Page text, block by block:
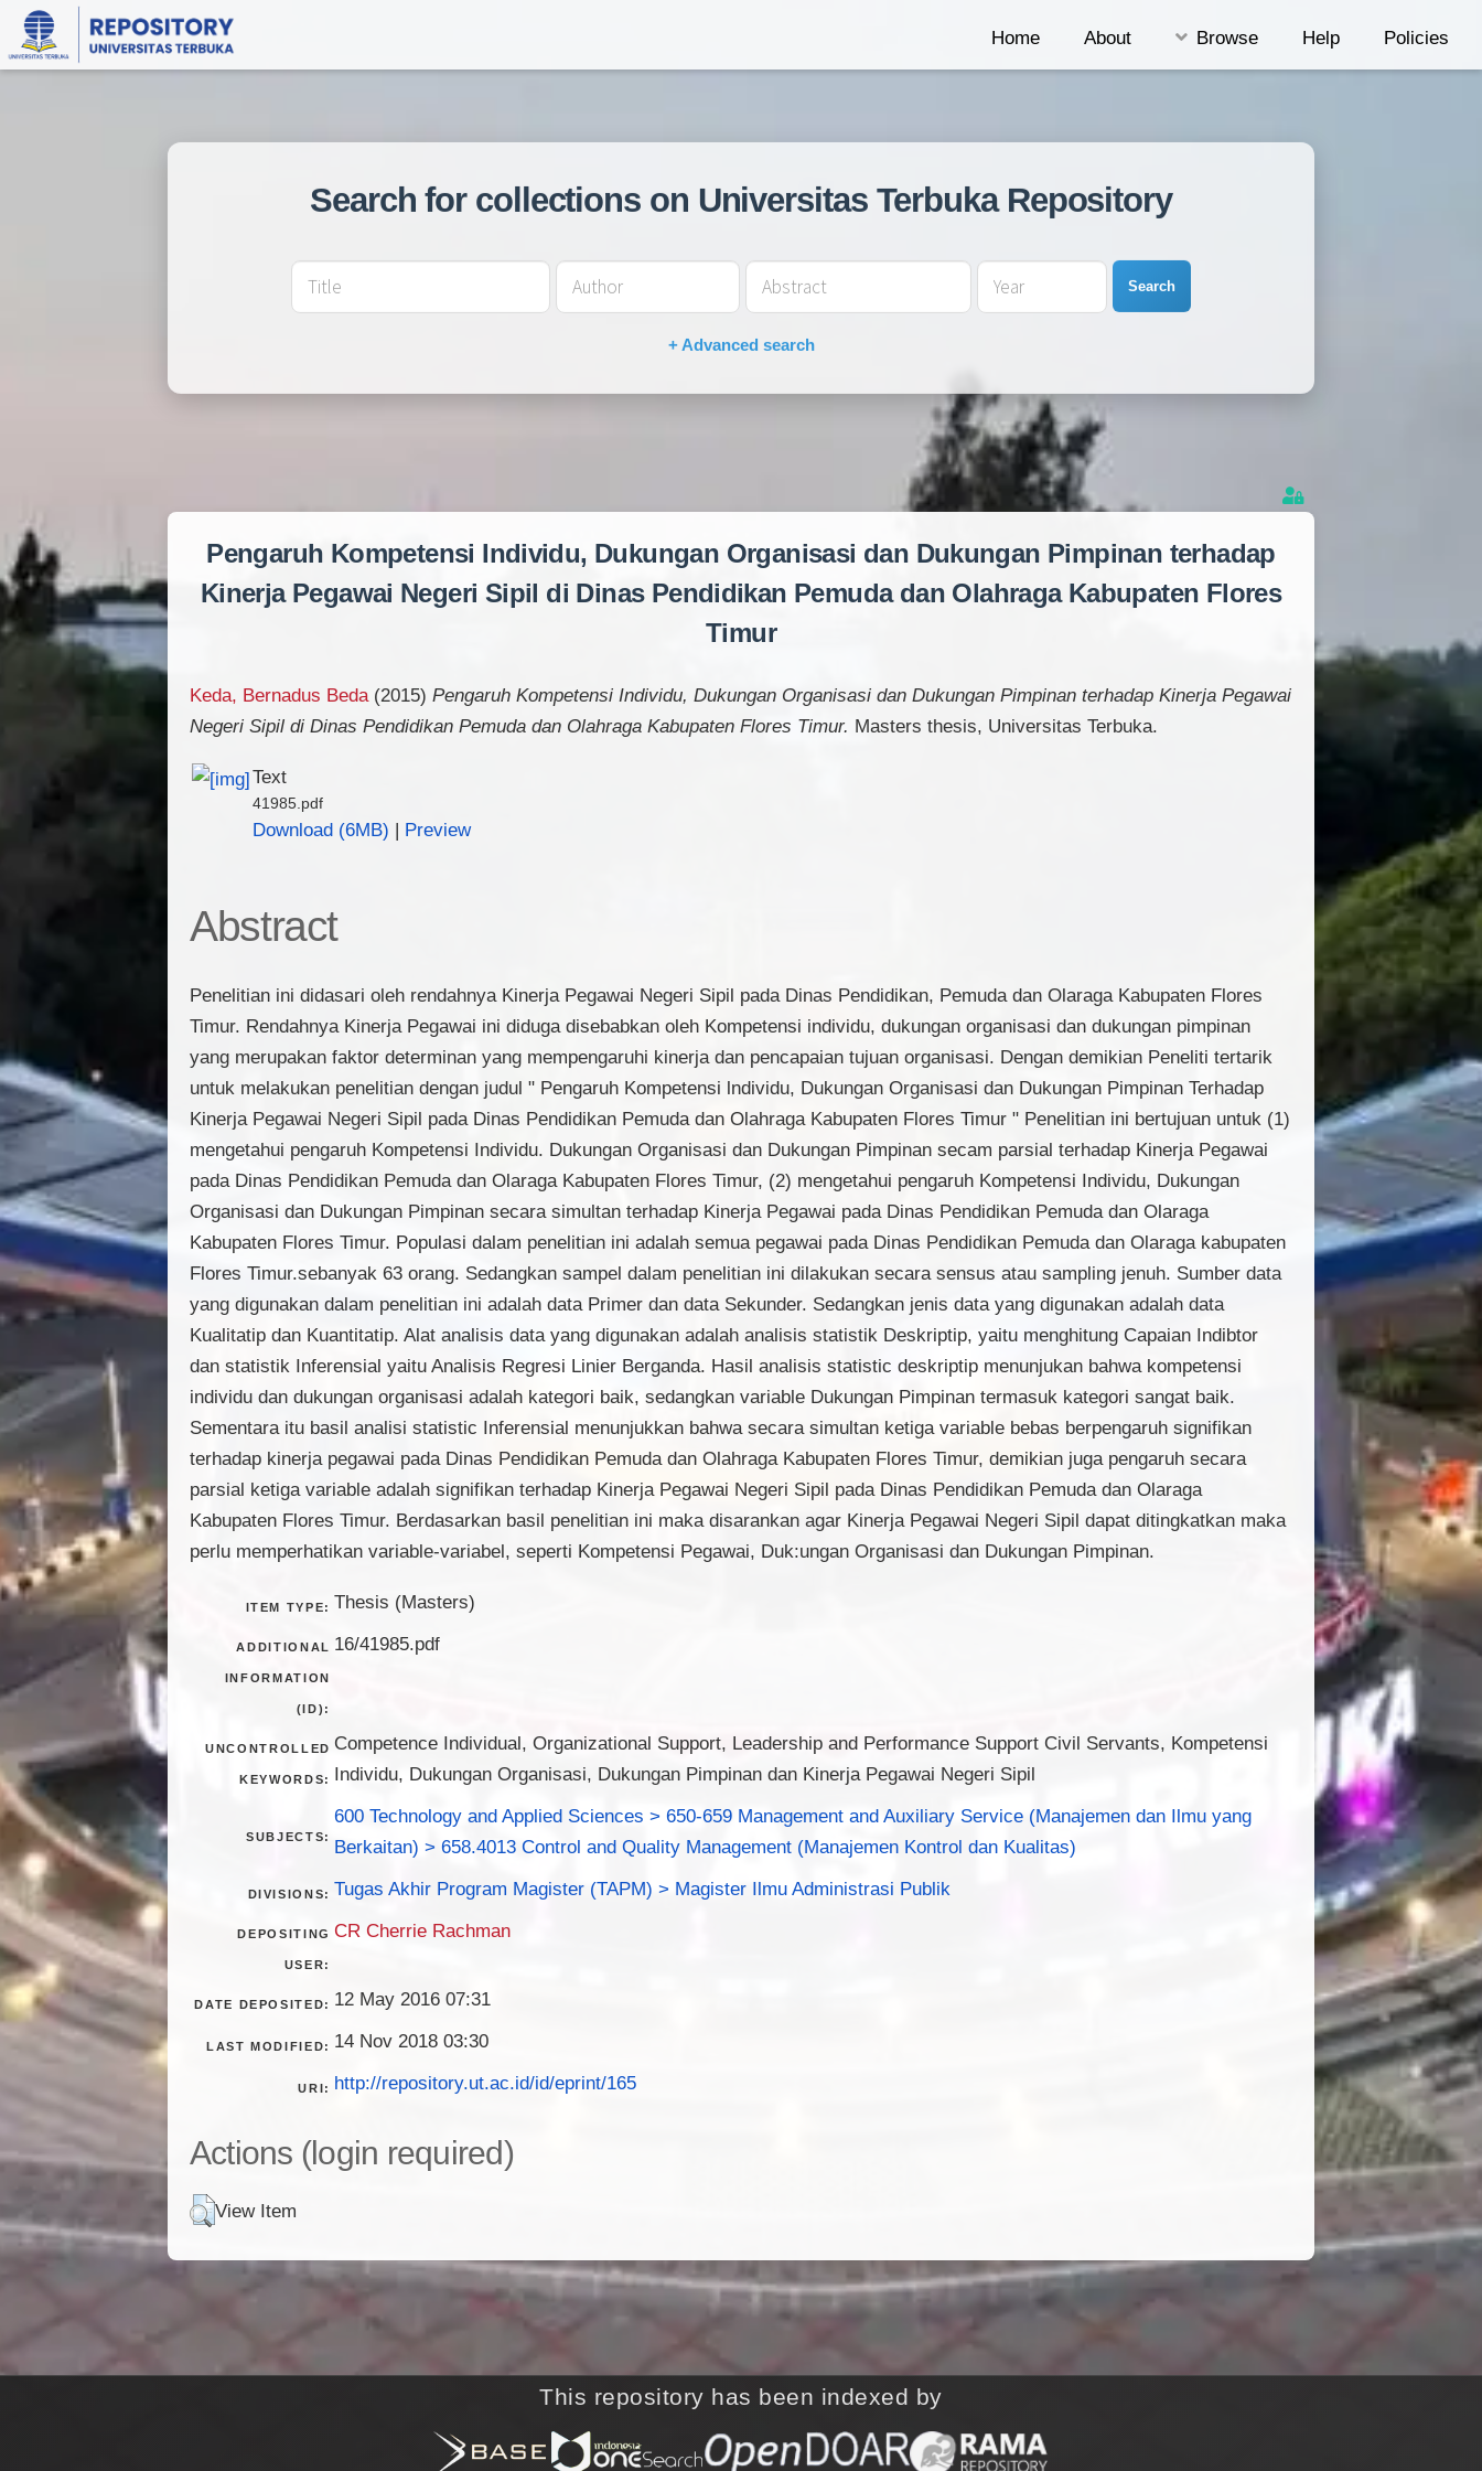
Home About Browse Help Policies
Search for collections on Universitas Terbuka Repository
Search
+ Advanced search
Pengaruh Kompetensi Individu, Dukungan Organisasi dan Dukungan Pimpinan terhadap
Kinerja Pegawai Negeri Sipil di Dinas Pendidikan Pemuda dan Olahraga Kabupaten Flores
Timur
Keda, Bernadus Beda(2015) Pengaruh Kompetensi Individu, Dukungan Organisasi dan Dukungan Pimpinan terhadap Kinerja Pegawai
Negeri Sipil di Dinas Pendidikan Pemuda dan Olahraga Kabupaten Flores Timur. Masters thesis, Universitas Terbuka.
Text
41985.pdf
Download (6MB) | Preview
Abstract
Penelitian ini didasari oleh rendahnya Kinerja Pegawai Negeri Sipil pada Dinas Pendidikan, Pemuda dan Olaraga Kabupaten Flores
Timur. Rendahnya Kinerja Pegawai ini diduga disebabkan oleh Kompetensi individu, dukungan organisasi dan dukungan pimpinan
yang merupakan faktor determinan yang mempengaruhi kinerja dan pencapaian tujuan organisasi. Dengan demikian Peneliti tertarik
untuk melakukan penelitian dengan judul " Pengaruh Kompetensi lndividu, Dukungan Organisasi dan Dukungan Pimpinan Terhadap
Kinerja Pegawai Negeri Sipil pada Dinas Pendidikan Pemuda dan Olahraga Kabupaten Flores Timur " Penelitian ini bertujuan untuk (1)
mengetahui pengaruh Kompetensi Individu. Dukungan Organisasi dan Dukungan Pimpinan secam parsial terhadap Kinerja Pegawai
pada Dinas Pendidikan Pemuda dan Olaraga Kabupaten Flores Timur, (2) mengetahui pengaruh Kompetensi Individu, Dukungan
Organisasi dan Dukungan Pimpinan secara simultan terhadap Kinerja Pegawai pada Dinas Pendidikan Pemuda dan Olaraga
Kabupaten Flores Timur. Populasi dalam penelitian ini adalah semua pegawai pada Dinas Pendidikan Pemuda dan Olaraga kabupaten
Flores Timur.sebanyak 63 orang. Sedangkan sampel dalam penelitian ini dilakukan secara sensus atau sampling jenuh. Sumber data
yang digunakan dalam penelitian ini adalah data Primer dan data Sekunder. Sedangkan jenis data yang digunakan adalah data
Kualitatip dan Kuantitatip. Alat analisis data yang digunakan adalah analisis statistik Deskriptip, yaitu menghitung Capaian Indibtor
dan statistik Inferensial yaitu Analisis Regresi Linier Berganda. Hasil analisis statistic deskriptip menunjukan bahwa kompetensi
individu dan dukungan organisasi adalah kategori baik, sedangkan variable Dukungan Pimpinan termasuk kategori sangat baik.
Sementara itu basil analisi statistic Inferensial menunjukkan bahwa secara simultan ketiga variable bebas berpengaruh signifikan
terhadap kinerja pegawai pada Dinas Pendidikan Pemuda dan Olahraga Kabupaten Flores Timur, demikian juga pengaruh secara
parsial ketiga variable adalah signifikan terhadap Kinerja Pegawai Negeri Sipil pada Dinas Pendidikan Pemuda dan Olaraga
Kabupaten Flores Timur. Berdasarkan basil penelitian ini maka disarankan agar Kinerja Pegawai Negeri Sipil dapat ditingkatkan maka
perlu memperhatikan variable-variabel, seperti Kompetensi Pegawai, Duk:ungan Organisasi dan Dukungan Pimpinan.
ITEM TYPE: Thesis (Masters)
ADDITIONAL
INFORMATION
(ID):
16/41985.pdf
UNCONTROLLED
KEYWORDS:
Competence Individual, Organizational Support, Leadership and Performance Support Civil Servants, Kompetensi
Individu, Dukungan Organisasi, Dukungan Pimpinan dan Kinerja Pegawai Negeri Sipil
SUBJECTS:
600 Technology and Applied Sciences > 650-659 Management and Auxiliary Service (Manajemen dan Ilmu yang
Berkaitan) > 658.4013 Control and Quality Management (Manajemen Kontrol dan Kualitas)
DIVISIONS: Tugas Akhir Program Magister (TAPM) > Magister Ilmu Administrasi Publik
DEPOSITING
USER:
CR Cherrie Rachman
DATE DEPOSITED: 12 May 2016 07:31
LAST MODIFIED: 14 Nov 2018 03:30
URI: http://repository.ut.ac.id/id/eprint/165
Actions (login required)
View Item
This repository has been indexed by